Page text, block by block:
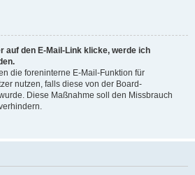
auf den E-Mail-Link klicke, werde ich
die foreninterne E-Mail-Funktion für
nutzen, falls diese von der Board-
Diese Maßnahme soll den Missbrauch